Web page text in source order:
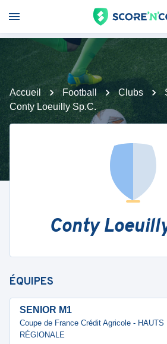
Accueil Football Clubs
Conty Loeuilly Sp.C.
Conty
ÉQUIPES
SENIOR M1
Coupe de France Crédit Agricole - HAUTS
RÉGIONALE